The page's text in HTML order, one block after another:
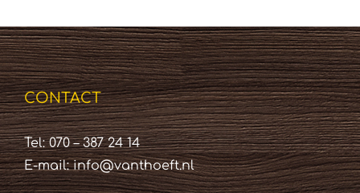
CONTACT
Tel: 070 – 387 24 14
E-mail:info@vanthoeft.nl